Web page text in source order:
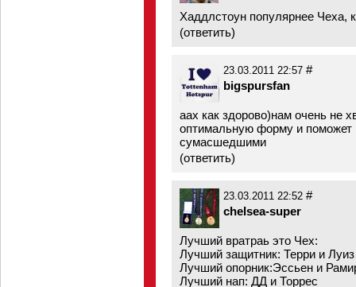
Хаддлстоун популярнее Чеха,
(ответить)
23.03.2011 22:57 #
bigspursfan
аах как здорово)нам очень не
оптимальную форму и поможет
сумасшедшими
(ответить)
23.03.2011 22:52 #
chelsea-super
Лучший вратраь это Чех:
Лучший защитник: Терри и Луиз
Лучший опорник:Эссьен и
Лучший нап: ДД и Торрес